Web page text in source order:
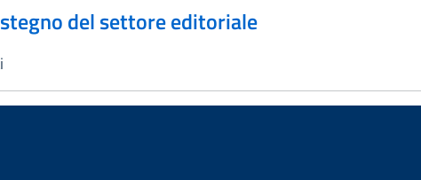
del settore editoriale